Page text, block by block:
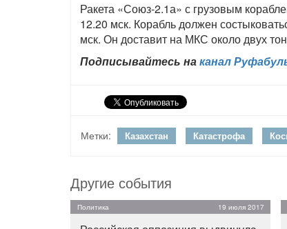
Ракета «Союз-2.1а» с грузовым
12.20 мск. Корабль должен
мск. Он доставит на МКС около двух
Подписывайтесь наканал
Метки: Казахстан Катастрофа
Другие события
Политика 19 июля 2017